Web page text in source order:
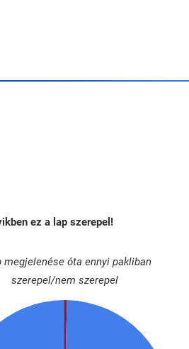
ez a lap szerepel!
megjelenése óta ennyi pakliban
szerepel/nem szerepel